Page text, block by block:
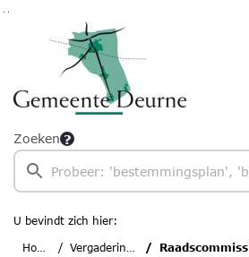
Ga naar de inhoud van deze pagina
Ga naar het zoeken
Ga naar het menu
Zoeken
U bevindt zich hier:
Home
Vergaderingen